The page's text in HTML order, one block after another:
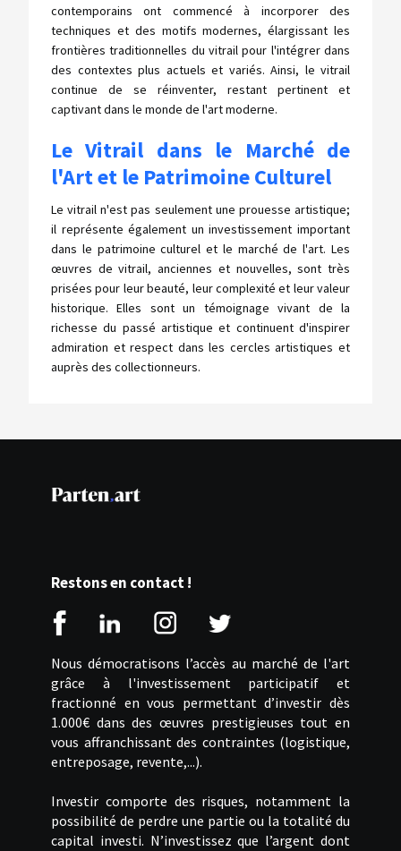
contemporains ont commencé à incorporer des
techniques et des motifs modernes, élargissant les
frontières traditionnelles du vitrail pour l'intégrer dans
des contextes plus actuels et variés. Ainsi, le vitrail
continue de se réinventer, restant pertinent et
captivant dans le monde de l'art moderne.
Le Vitrail dans le Marché de
l'Art et le Patrimoine Culturel
Le vitrail n'est pas seulement une prouesse artistique;
il représente également un investissement important
dans le patrimoine culturel et le marché de l'art. Les
œuvres de vitrail, anciennes et nouvelles, sont très
prisées pour leur beauté, leur complexité et leur valeur
historique. Elles sont un témoignage vivant de la
richesse du passé artistique et continuent d'inspirer
admiration et respect dans les cercles artistiques et
auprès des collectionneurs.
Restons en contact !
Nous démocratisons l’accès au marché de l'art
grâce à l'investissement participatif et
fractionné en vous permettant d’investir dès
1.000€ dans des œuvres prestigieuses tout en
vous affranchissant des contraintes (logistique,
entreposage, revente,...).
Investir comporte des risques, notamment la
possibilité de perdre une partie ou la totalité du
capital investi. N’investissez que l’argent dont